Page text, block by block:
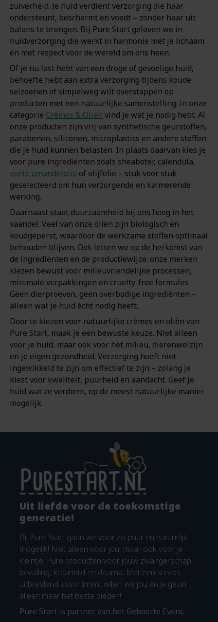
zuiverheid. Je huid verdient verzorging die haar
ondersteunt, beschermt en voedt – zonder haar uit
balans te brengen. Bij Pure Start geloven we in
huidverzorging die werkt in harmonie met je lichaam
én met respect voor de wereld om ons heen.
Of je nu last hebt van een droge of gevoelige huid,
behoefte hebt aan extra verzorging tijdens koude
seizoenen of simpelweg wilt overstappen op
producten met een natuurlijke samenstelling: in onze
categorie Crèmes & Oliën vind je wat je nodig hebt. Al
onze producten zijn vrij van synthetische geurstoffen,
parabenen, siliconen, microplastics en andere stoffen
die je huid kunnen belasten. In plaats daarvan kies je
voor pure ingrediënten zoals sheaboter, calendula,
zoete amandelolie of olijfolie – stuk voor stuk
geselecteerd om hun verzorgende en kalmerende
werking.
Daarnaast staat duurzaamheid bij ons hoog in het
vaandel. Veel van onze oliën zijn biologisch en
koudgeperst, waardoor de werkzame stoffen optimaal
behouden blijven. Ook letten we op de herkomst van
de ingrediënten en de productiewijze: onze merken
kiezen bewust voor milieuvriendelijke processen,
minimale verpakkingen en cruelty-free formules.
Geen dierproeven, geen overbodige ingrediënten –
alleen wat je huid écht nodig heeft.
Door te kiezen voor natuurlijke crèmes en oliën van
Pure Start, maak je een bewuste keuze. Niet alleen
voor je huid, maar ook voor het milieu, dierenwelzijn
en je eigen gezondheid. Verzorging hoeft niet
ingewikkeld te zijn om effectief te zijn – zolang je
kiest voor kwaliteit, puurheid en aandacht. Geef je
huid wat ze verdient, op de meest natuurlijke manier
mogelijk.
Uit liefde voor de toekomstige
generatie!
Bij Pure Start gaan we voor zo puur en natuurlijk
mogelijk! Niet alleen voor jou, maar ook voor je
kleintje! Pure producten voor jouw zwangerschap,
bevalling, kraamtijd en daarna. Met een steeds
uitbreidend assortiment willen we jou én je gezin
alleen maar het beste bieden!
Pure Start is partner van het Geboorte Event.